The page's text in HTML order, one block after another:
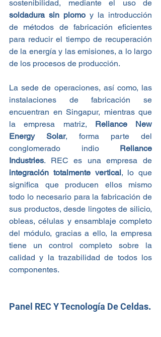
soldadura sin plomo y la introducción
de métodos de fabricación eficientes
para reducir el tiempo de recuperación
de la energía y las emisiones, a lo largo
de los procesos de producción.
La sede de operaciones, así como, las
instalaciones de fabricación se
encuentran en Singapur, mientras que
la empresa matriz, Reliance New
Energy Solar, forma parte del
conglomerado indio Reliance
Industries
integración totalmente vertical, lo que
significa que producen ellos mismo
todo lo necesario para la fabricación de
sus productos, desde lingotes de silicio,
obleas, células y ensamblaje completo
del módulo, gracias a ello, la empresa
tiene un control completo sobre la
calidad y la trazabilidad de todos los
componentes.
Panel REC Y Tecnología De Celdas.